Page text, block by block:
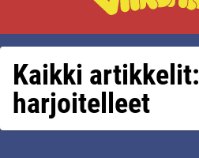
Kaikki artikkelit:
harjoitelleet